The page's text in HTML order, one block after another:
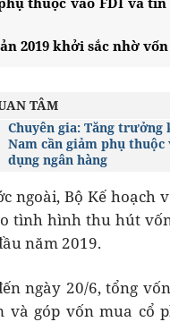
2019 khởi sắc nhờ
TÂM
Chuyên gia: Tăng
Nam cần giảm phụ
dụng ngân hàng
ngoài, Bộ Kế hoạch
tình hình thu hút
năm 2019.
ngày 20/6, tổng
và góp vốn mua cổ